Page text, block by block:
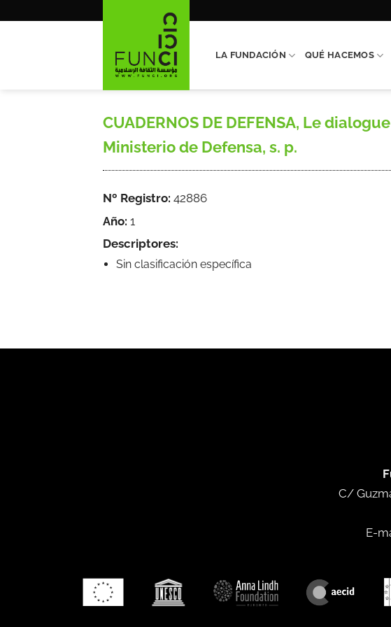
LA FUNDACIÓN QUÉ HACEMOS
CUADERNOS DE DEFENSA, Le
Ministerio de Defensa, s. p.
Nº Registro: 42886
Año: 1
Descriptores:
Sin clasificación específica
C/
E-